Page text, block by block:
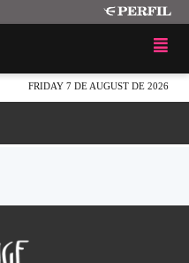
FRIDAY 7 DE AUGUST DE 2026